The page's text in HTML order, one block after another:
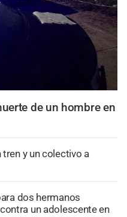
de un hombre en
tren y un colectivo a
dos hermanos
un adolescente en